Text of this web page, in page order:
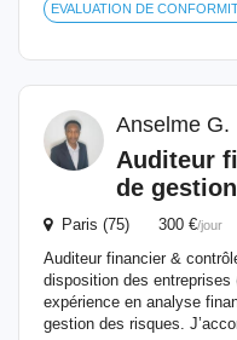
EVALUATION DE
Anselme G.
Auditeur
de gestion
Paris (75) 300 €/jour
Auditeur financier &
disposition des
expérience en analyse
gestion des risques.